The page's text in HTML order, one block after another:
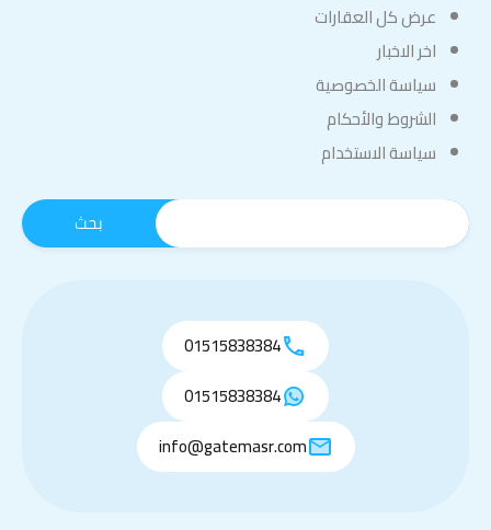
عرض كل العقارات
اخر الاخبار
سياسة الخصوصية
الشروط والأحكام
سياسة الاستخدام
01515838384
01515838384
info@gatemasr.com